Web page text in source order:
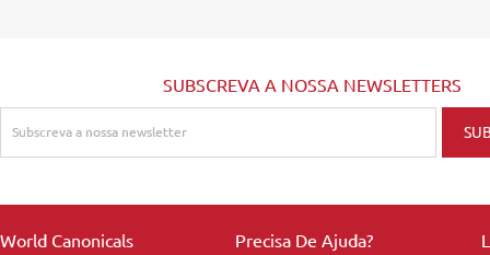
SUBSCREVA A NOSSA NEWSLETTERS
World Canonicals Precisa De Ajuda?